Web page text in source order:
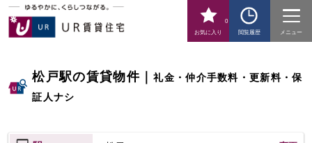
お気に入り
0
閲覧履歴
メニュー
松戸駅の賃貸物件｜礼金・仲介手数料・更新料・保
証人ナシ